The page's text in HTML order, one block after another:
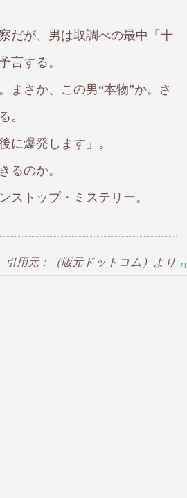
だが、男は取調べの最中「十
言する。
まさか、この男“本物”か。さ
。
に爆発します」。
るのか。
ストップ・ミステリー。
引用元：（版元ドットコム）より